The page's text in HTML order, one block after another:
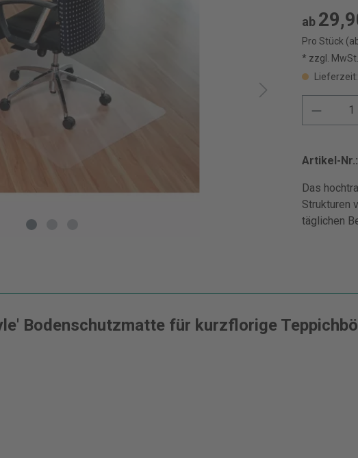
ab
Pro Stück
* zzgl. MwSt.
Artikel-Nr.:
Das
Strukturen
täglichen
Bodenschutzmatte für kurzflorige